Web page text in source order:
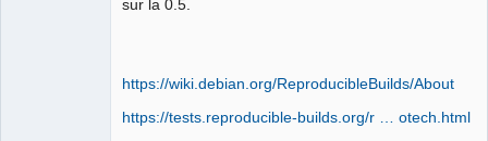
sur la 0.5.
https://wiki.debian.org/ReproducibleBuilds/About
https://tests.reproducible-builds.org/r … otech.html